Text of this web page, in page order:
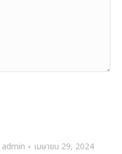
admin
เมษายน 29, 2024